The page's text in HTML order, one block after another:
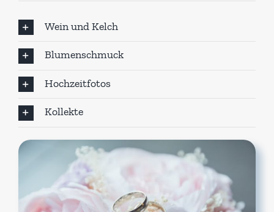
Wein und Kelch
Blumenschmuck
Hochzeitfotos
Kollekte